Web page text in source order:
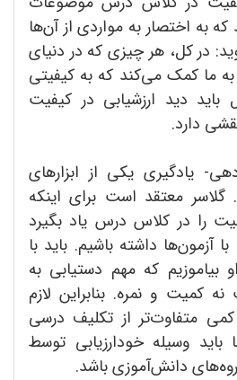
به اختصار به مواردی از آن‌ها
در کل، هر چیزی که در دنیای
ما کمک می‌کند که به کیفیتی
باید دید ارزشیابی در کیفیت
دارد.
یادگیری یکی از ابزارهای
گلاسر معتقد است برای اینکه
را در کلاس درس یاد بگیرد
آزمون‌ها داشته باشیم. باید با
بیاموزیم که مهم دستیابی به
کمیت و نمره. بنابراین لازم
متفاوت‌تر از تکلیف درسی
باید وسیله خودارزیابی توسط
دانش‌آموزی باشد.